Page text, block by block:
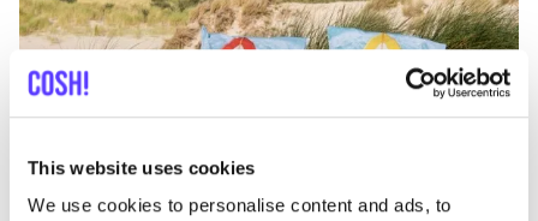
This website uses cookies
We use cookies to personalise content and ads, to